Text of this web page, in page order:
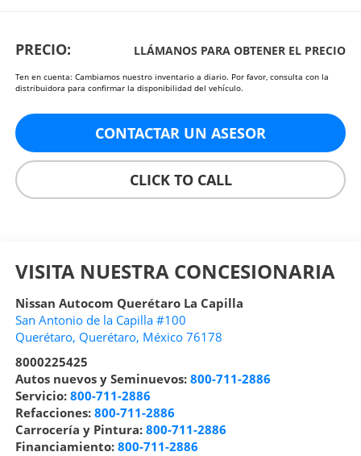
PRECIO: LLÁMANOS PARA OBTENER EL PRECIO
Ten en cuenta: Cambiamos nuestro inventario a diario. Por favor, consulta con la
distribuidora para confirmar la disponibilidad del vehículo.
CONTACTAR UN ASESOR
CLICK TO CALL
VISITA NUESTRA CONCESIONARIA
Nissan Autocom Querétaro La Capilla
San Antonio de la Capilla #100
Querétaro, Querétaro, México 76178
8000225425
Autos nuevos y Seminuevos: 800-711-2886
Servicio: 800-711-2886
Refacciones: 800-711-2886
Carrocería y Pintura: 800-711-2886
Financiamiento: 800-711-2886